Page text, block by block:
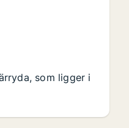
som ligger i